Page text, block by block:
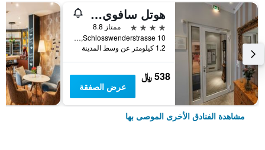
هوتل سافوي هانوفر
4 نجوم
ممتاز 8.8
Schlosswenderstrasse 10, هانوفر, ساكسونيا السفلى, ألمانيا
1.2 كيلومتر عن وسط المدينة
538 ﷼
عرض الصفقة
مشاهدة الفنادق الأخرى الموصى بها